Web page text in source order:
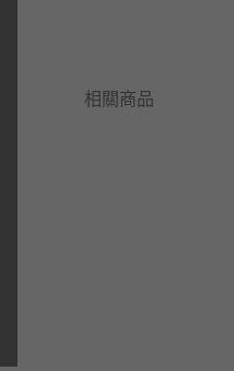
相關商品